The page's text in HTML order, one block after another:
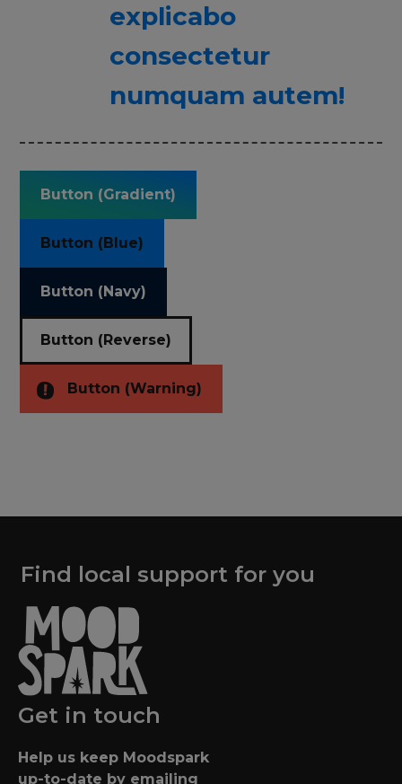
explicabo
consectetur
numquam autem!
Button (Gradient)
Button (Blue)
Button (Navy)
Button (Reverse)
Button (Warning)
Find local support for you
Get in touch
Help us keep Moodspark
up-to-date by emailing